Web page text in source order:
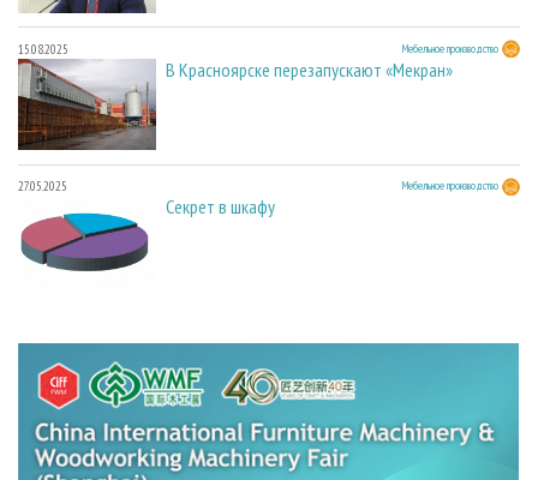
15.08.2025 Мебельное производство
В Красноярске перезапускают «Мекран»
27.05.2025 Мебельное производство
Секрет в шкафу